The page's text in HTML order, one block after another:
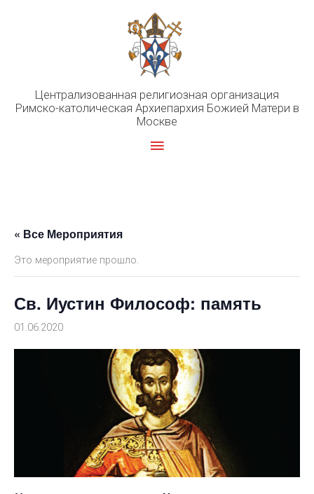
Централизованная религиозная организация
Римско-католическая Архиепархия Божией Матери в
Москве
Главное
« Все Мероприятия
Это мероприятие прошло.
Св. Иустин Философ: память
01.06.2020